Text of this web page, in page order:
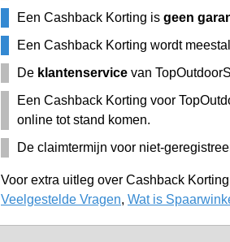
Een Cashback Korting is geen
Een Cashback Korting wordt
De klantenservice van
Een Cashback Korting voor
online tot stand komen.
De claimtermijn voor niet-
Voor extra uitleg over Cashback
Veelgestelde Vragen, Wat is